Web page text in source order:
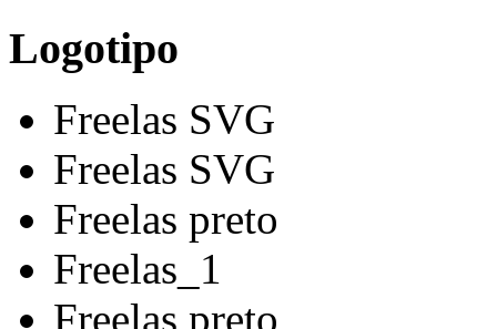
Logotipo
Freelas SVG
Freelas SVG
Freelas preto
Freelas_1
Freelas preto